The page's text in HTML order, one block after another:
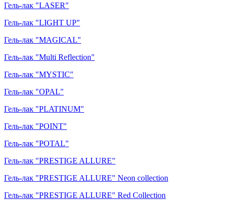
Гель-лак "LASER"
Гель-лак "LIGHT UP"
Гель-лак "MAGICAL"
Гель-лак "Multi Reflection"
Гель-лак "MYSTIC"
Гель-лак "OPAL"
Гель-лак "PLATINUM"
Гель-лак "POINT"
Гель-лак "POTAL"
Гель-лак "PRESTIGE ALLURE"
Гель-лак "PRESTIGE ALLURE" Neon collection
Гель-лак "PRESTIGE ALLURE" Red Collection